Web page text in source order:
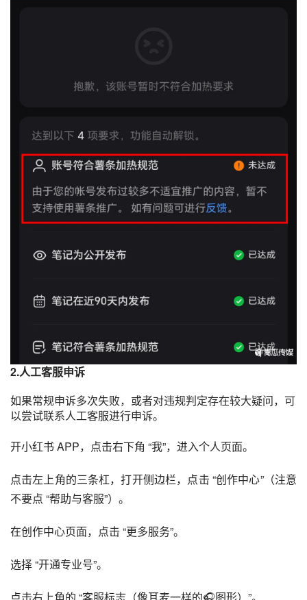
2.人工客服申诉
如果常规申诉多次失败，或者对违规判定存在较大疑问，可
以尝试联系人工客服进行申诉。
开小红书 APP，点击右下角 “我”，进入个人页面。
点击左上角的三条杠，打开侧边栏，点击 “创作中心”（注意
不要点 “帮助与客服”）。
在创作中心页面，点击 “更多服务”。
选择 “开通专业号”。
点击右上角的 “客服标志（像耳麦一样的🎧图形）”。